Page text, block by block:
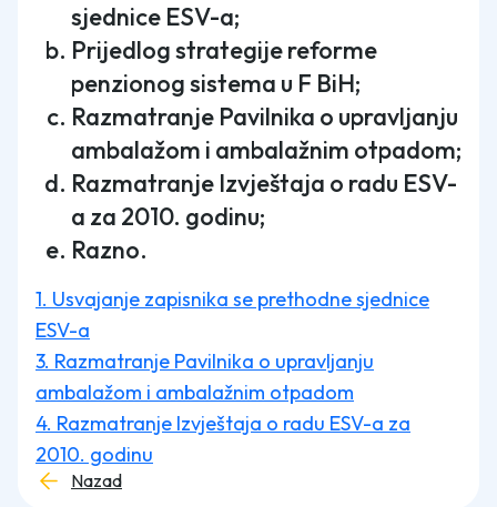
sjednice ESV-a;
Prijedlog strategije reforme
penzionog sistema u F BiH;
Razmatranje Pavilnika o upravljanju
ambalažom i ambalažnim otpadom;
Razmatranje Izvještaja o radu ESV-
a za 2010. godinu;
Razno.
1. Usvajanje zapisnika se prethodne sjednice
ESV-a
3. Razmatranje Pavilnika o upravljanju
ambalažom i ambalažnim otpadom
4. Razmatranje Izvještaja o radu ESV-a za
2010. godinu
Nazad